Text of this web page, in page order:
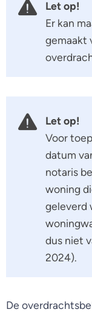
Let op!
Er kan
gemaakt
Let op!
Voor
datum
notaris
woning
geleverd
dus niet
2024).
De